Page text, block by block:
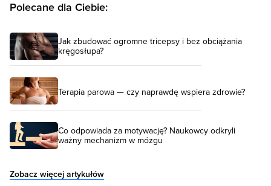
Polecane dla Ciebie:
Jak zbudować ogromne tricepsy i bez obciążania
kręgosłupa?
Terapia parowa — czy naprawdę wspiera zdrowie?
Co odpowiada za motywację? Naukowcy odkryli
ważny mechanizm w mózgu
Zobacz więcej artykułów